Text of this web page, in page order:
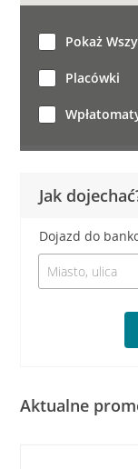
Jak
Dojazd do
Pokaż
Placówki
Aktualne